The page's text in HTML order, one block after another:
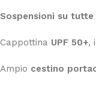
Sospensioni su
Cappottina UPF 50+,
Ampio cestino